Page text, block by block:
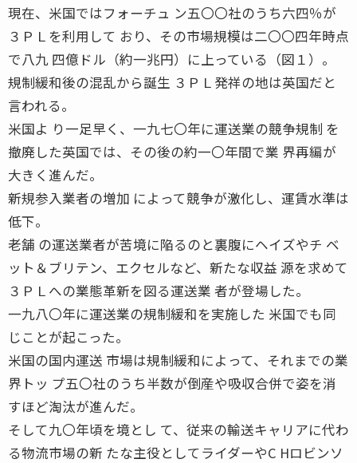
現在、米国ではフォーチュ ン五〇〇社のうち六四％が
３ＰＬを利用して おり、その市場規模は二〇〇四年時点
で八九 四億ドル（約一兆円）に上っている（図１）。
規制緩和後の混乱から誕生 ３ＰＬ発祥の地は英国だと
言われる。
米国よ り一足早く、一九七〇年に運送業の競争規制 を
撤廃した英国では、その後の約一〇年間で業 界再編が
大きく進んだ。
新規参入業者の増加 によって競争が激化し、運賃水準は
低下。
老舗 の運送業者が苦境に陥るのと裏腹にヘイズやチ ベ
ット＆ブリテン、エクセルなど、新たな収益 源を求めて
３ＰＬへの業態革新を図る運送業 者が登場した。
一九八〇年に運送業の規制緩和を実施した 米国でも同
じことが起こった。
米国の国内運送 市場は規制緩和によって、それまでの業
界トッ プ五〇社のうち半数が倒産や吸収合併で姿を消
すほど淘汰が進んだ。
そして九〇年頃を境とし て、従来の輸送キャリアに代わ
る物流市場の新 たな主役としてライダーやC Hロビンソ